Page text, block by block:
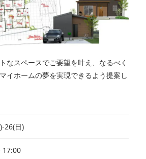
なスペースでご要望を叶え、なるべく
イホームの夢を実現できるよう提案し
26(日)
17:00